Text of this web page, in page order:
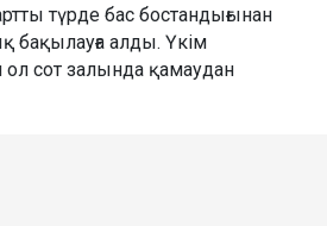
түрде бас бостандығынан
бақылауға алды. Үкім
ол сот залында қамаудан